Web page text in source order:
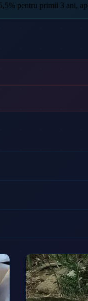
pentru primii 3 ani,